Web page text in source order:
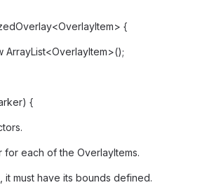
{
ArrayList<OverlayItem>();
{
each of the OverlayItems.
must have its bounds defined.